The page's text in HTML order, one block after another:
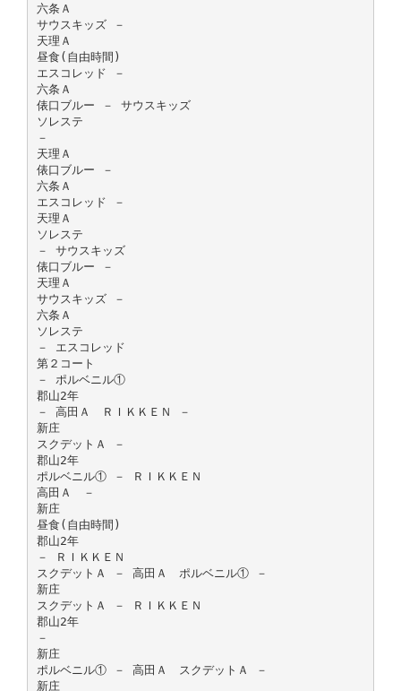
六条Ａ
サウスキッズ －
天理Ａ
昼食(自由時間)
エスコレッド －
六条Ａ
俵口ブルー － サウスキッズ
ソレステ
－
天理Ａ
俵口ブルー －
六条Ａ
エスコレッド －
天理Ａ
ソレステ
－ サウスキッズ
俵口ブルー －
天理Ａ
サウスキッズ －
六条Ａ
ソレステ
－ エスコレッド
第２コート
－ ポルベニル①
郡山2年
－ 高田Ａ ＲＩＫＫＥＮ －
新庄
スクデットＡ －
郡山2年
ポルベニル① － ＲＩＫＫＥＮ
高田Ａ －
新庄
昼食(自由時間)
郡山2年
－ ＲＩＫＫＥＮ
スクデットＡ － 高田Ａ ポルベニル① －
新庄
スクデットＡ － ＲＩＫＫＥＮ
郡山2年
－
新庄
ポルベニル① － 高田Ａ スクデットＡ －
新庄